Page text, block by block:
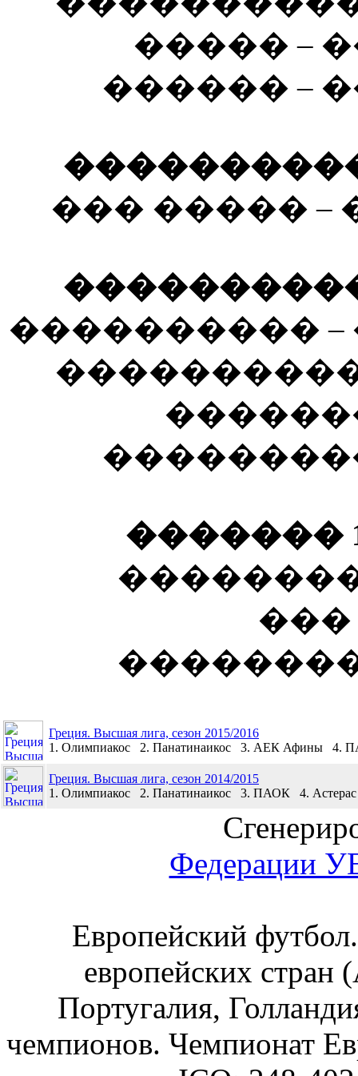
����� –
������ –
��� �����
����������
�������
���
Греция. Высшая лига, сезон 2015/2016
1. Олимпиакос 2. Панатинаикос 3. АЕК Афины 4.
Греция. Высшая лига, сезон 2014/2015
1. Олимпиакос 2. Панатинаикос 3. ПАОК 4.
Федерации
Европейский
европейских стран
Португалия,
чемпионов. Чемпионат